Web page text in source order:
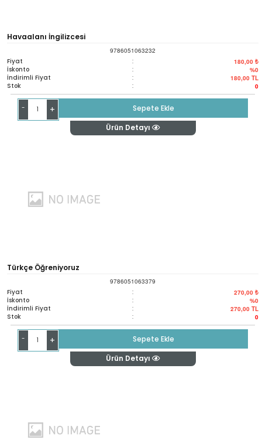
Havaalanı İngilizcesi
9786051063232
Fiyat : 180,00 ₺
İskonto : %0
İndirimli Fiyat : 180,00 TL
Stok : 0
- +
Sepete Ekle
Ürün Detayı
Türkçe Öğreniyoruz
9786051063379
Fiyat : 270,00 ₺
İskonto : %0
İndirimli Fiyat : 270,00 TL
Stok : 0
- +
Sepete Ekle
Ürün Detayı